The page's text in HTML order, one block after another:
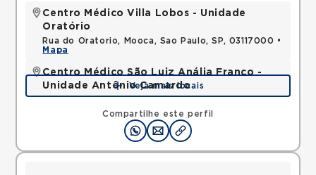
Compartilhe este perfil
Centro Médico Villa Lobos - Unidade
Oratório
Rua do Oratorio, Mooca, Sao Paulo, SP, 03117000 •
Mapa
Centro Médico São Luiz Anália Franco -
Unidade Antônio Camardo
Rua Antonio Camardo, Tatuape, Sao Paulo, SP,
Mapa
Veja mais locais